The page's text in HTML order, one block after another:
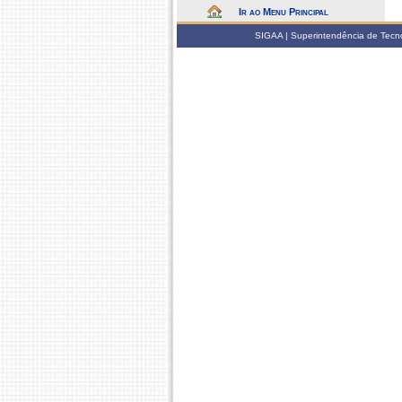
Ir ao Menu Principal
SIGAA | Superintendência de